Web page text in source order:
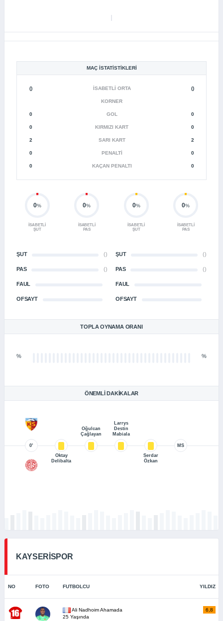
MAÇ İSTATISTIKLERI
() İSABETLI ORTA ()
KORNER
0 GOL 0
0 KIRMIZI KART 0
2 SARI KART 2
0 PENALTI 0
0 KAÇAN PENALTI 0
0%
İSABETLI
ŞUT
0%
İSABETLI
PAS
ŞUT ()
PAS ()
FAUL
OFSAYT
0%
İSABETLI
ŞUT
0%
İSABETLI
PAS
ŞUT ()
PAS ()
FAUL
OFSAYT
TOPLA OYNAMA ORANI
% %
ÖNEMLI DAKIKALAR
0’
Oktay
Delibalta
Oğulcan
Çağlayan
Larrys
Destin
Mabiala
Serdar
Özkan
MS
KAYSERİSPOR
NO FOTO FUTBOLCU YILDIZ
Ali Nadhoim Ahamada
25 Yaşında
6,8